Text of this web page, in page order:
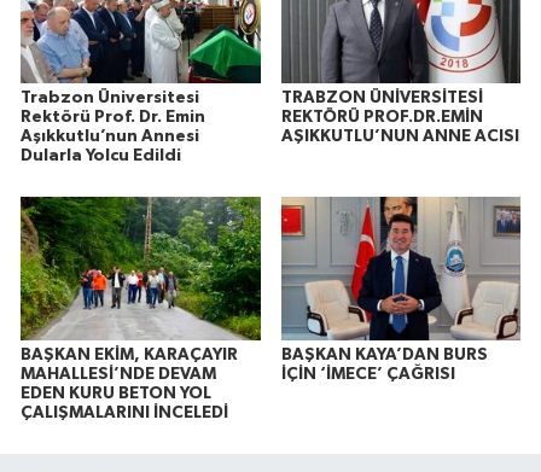
Trabzon Üniversitesi
Rektörü Prof. Dr. Emin
Aşıkkutlu’nun Annesi
Dularla Yolcu Edildi
TRABZON ÜNİVERSİTESİ
REKTÖRÜ PROF.DR.EMİN
AŞIKKUTLU’NUN ANNE ACISI
BAŞKAN EKİM, KARAÇAYIR
MAHALLESİ’NDE DEVAM
EDEN KURU BETON YOL
ÇALIŞMALARINI İNCELEDİ
BAŞKAN KAYA’DAN BURS
İÇİN ‘İMECE’ ÇAĞRISI